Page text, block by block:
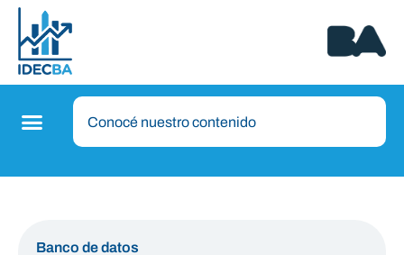
Banco de datos